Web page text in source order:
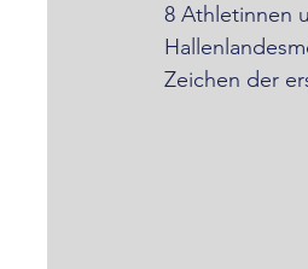
8 Athletinnen
Zeichen der